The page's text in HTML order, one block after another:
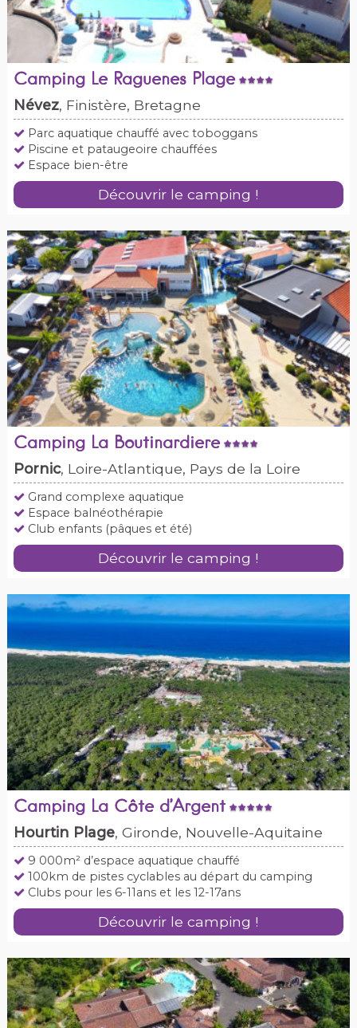
Camping Le Raguenes Plage
Névez, Finistère, Bretagne
Parc aquatique chauffé avec toboggans
Piscine et pataugeoire chauffées
Espace bien-être
Découvrir le camping !
Camping La Boutinardiere
Pornic, Loire-Atlantique, Pays de la Loire
Grand complexe aquatique
Espace balnéothérapie
Club enfants (pâques et été)
Découvrir le camping !
Camping La Côte d’Argent
Hourtin Plage, Gironde, Nouvelle-Aquitaine
9 000m² d’espace aquatique chauffé
100km de pistes cyclables au départ du camping
Clubs pour les 6-11ans et les 12-17ans
Découvrir le camping !